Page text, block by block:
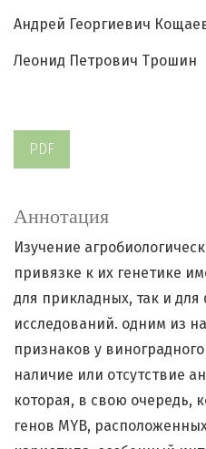
Андрей Георгиевич
Леонид Петрович Трошин
PDF
Аннотация
Изучение
привязке к их генетике
для прикладных, так и
исследований. одним из
признаков у
наличие или отсутствие
которая, в свою очередь,
генов MYB,